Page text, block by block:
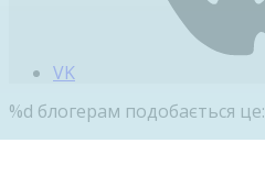
VK
%d блогерам подобається це: